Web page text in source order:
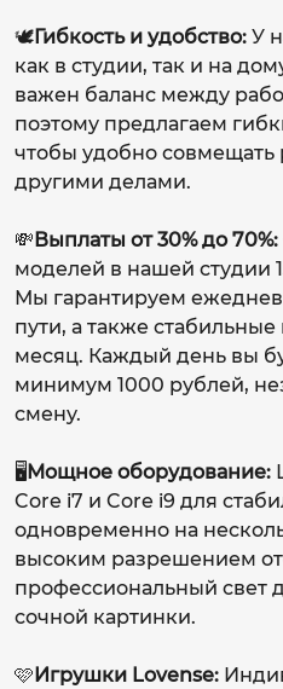
🕊️Гибкость и удобство: У
как в студии, так и на
важен баланс между
поэтому предлагаем
чтобы удобно совмещать
другими делами.
💸Выплаты от 30% до 70%:
моделей в нашей студии
Мы гарантируем
пути, а также
месяц. Каждый день вы
минимум 1000 рублей,
смену.
🖥️Мощное оборудование:
Core i7 и Core i9 для
одновременно на
высоким разрешением
профессиональный свет
сочной картинки.
🩷Игрушки Lovense: